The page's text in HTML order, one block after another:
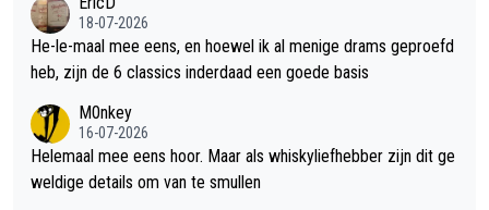
18-07-2026
He-le-maal mee eens, en hoewel ik al menige drams geproefd
heb, zijn de 6 classics inderdaad een goede basis
M0nkey
16-07-2026
Helemaal mee eens hoor. Maar als whiskyliefhebber zijn dit ge
weldige details om van te smullen